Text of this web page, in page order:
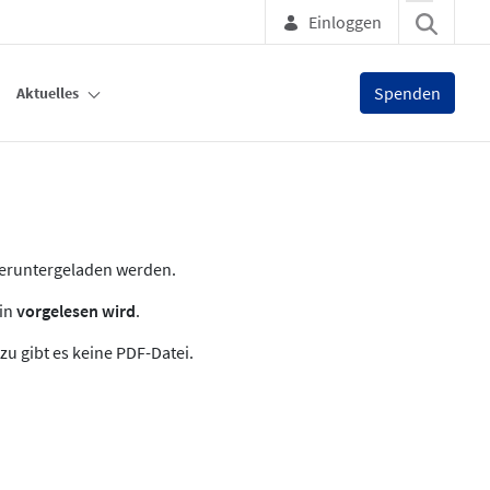
Einloggen
Aktuelles Spenden
werden.
vorgelesen wird.
gibt es keine PDF-Datei.